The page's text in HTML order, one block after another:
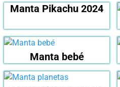
Manta Pikachu 2024
Manta bebé